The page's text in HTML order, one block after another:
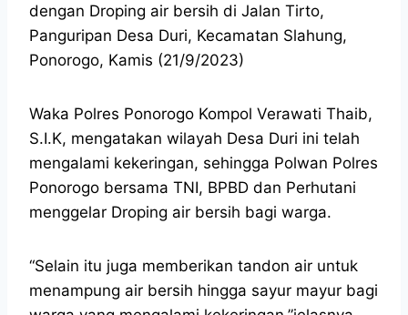
dengan Droping air bersih di Jalan Tirto,
Panguripan Desa Duri, Kecamatan Slahung,
Ponorogo, Kamis (21/9/2023)
Waka Polres Ponorogo Kompol Verawati Thaib,
S.I.K, mengatakan wilayah Desa Duri ini telah
mengalami kekeringan, sehingga Polwan Polres
Ponorogo bersama TNI, BPBD dan Perhutani
menggelar Droping air bersih bagi warga.
“Selain itu juga memberikan tandon air untuk
menampung air bersih hingga sayur mayur bagi